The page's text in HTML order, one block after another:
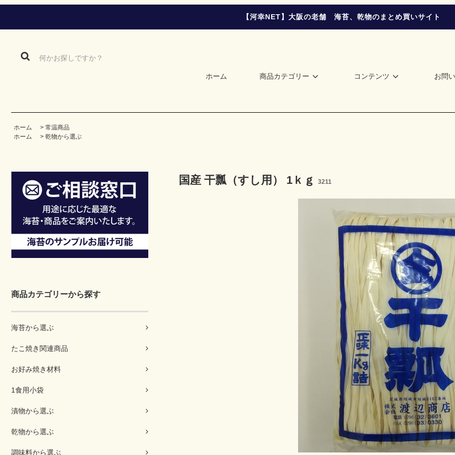
【河幸NET】大阪の老舗 海苔、乾物のまとめ買いサイト
ホーム 商品カテゴリー コンテンツ お問
ホーム > 常温商品
ホーム
> 乾物から選ぶ
商品カテゴリーから探す
海苔から選ぶ
たこ焼き関連商品
お好み焼き材料
1食用小袋
漬物から選ぶ
乾物から選ぶ
調味料から選ぶ
国産 干瓢（すし用） 1ｋｇ 3211